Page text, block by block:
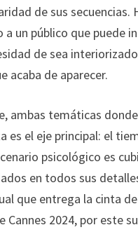
de sus secuencias.
un público que puede
de sea interiorizado
acaba de aparecer.
ambas temáticas
es el eje principal: el
psicológico es
en todos sus
que entrega la cinta de
Cannes 2024, por este su